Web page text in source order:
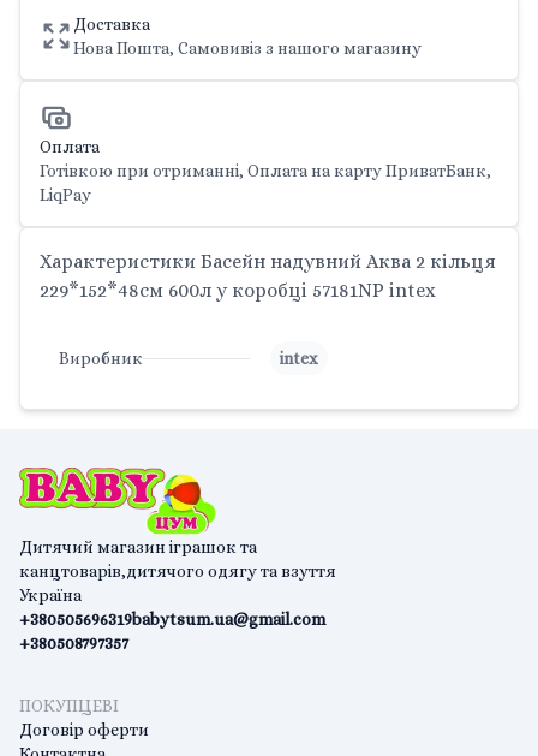
Доставка
Нова Пошта, Самовивіз з нашого магазину
Оплата
Готівкою при отриманні, Оплата на карту ПриватБанк,
LiqPay
Характеристики Басейн надувний Аква 2 кільця
229*152*48см 600л у коробці 57181NP intex
Виробник intex
Дитячий магазин іграшок та
канцтоварів,дитячого одягу та взуття
Україна
+380505696319
+380508797357
babytsum.ua@gmail.com
ПОКУПЦЕВІ
Договір оферти